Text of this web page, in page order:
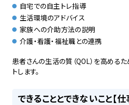
自宅での自主トレ指導
生活環境のアドバイス
家族への介助方法の説明
介護・看護・福祉職との連携
患者さんの生活の質（QOL）を高める
トします。
できることとできないこと【